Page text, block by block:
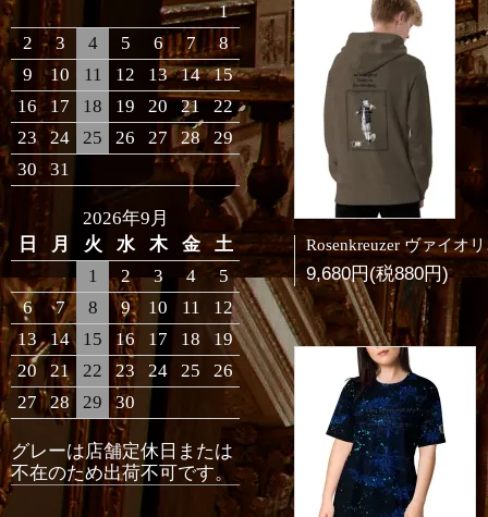
9,680円(税880円)
1
2
3 4 5 6 7
8
9
10 11 12 13 14
15
16
17 18 19 20 21
22
23
24 25 26 27 28
29
30
31
2026年9月
日
月 火 水 木 金
土
1
2 3 4
5
6
7 8 9 10 11
12
13
14 15 16 17 18
19
20
21 22 23 24 25
26
27
28 29 30
グレーは店舗定休日または
不在のため出荷不可です。